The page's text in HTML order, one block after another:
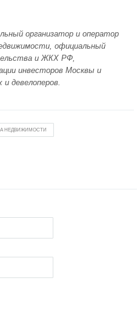
организатор и оператор
официальный
и ЖКХ РФ,
инвесторов Москвы и
и девелоперов.
НЕДВИЖИМОСТИ